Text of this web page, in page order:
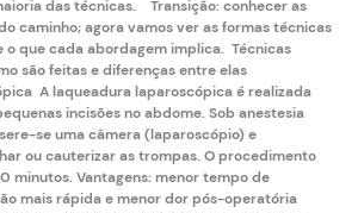
das técnicas. Transição: conhecer as
caminho; agora vamos ver as formas técnicas
o que cada abordagem implica. Técnicas
são feitas e diferenças entre elas
Alaqueadura laparoscópicaé realizada
incisões no abdome. Sob anestesia
se uma câmera (laparoscópio) e
ou cauterizar as trompas. O procedimento
minutos. Vantagens: menor tempo de
mais rápida e menor dor pós-operatória